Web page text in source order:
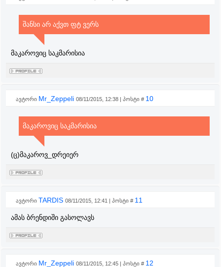
შანსი არ აქვთ ფტ ვერს
მაკაროვიც საკმარისია
ავტორი Mr_Zeppeli 08/11/2015, 12:38 | პოსტი # 10
მაკაროვიც საკმარისია
(ც)მაკაროვ_დრეიერ
ავტორი TARDIS 08/11/2015, 12:41 | პოსტი # 11
ამას ბრენდიში გასოლავს
ავტორი Mr_Zeppeli 08/11/2015, 12:45 | პოსტი # 12